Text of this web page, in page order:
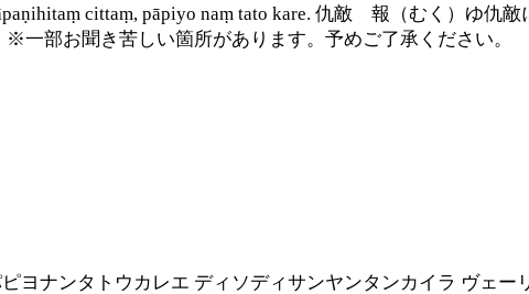
cittaṃ, pāpiyo naṃ tato kare. 仇敵 報（むく）ゆ
部お聞き苦しい箇所があります。予めご了承ください。
ヨナンタトウカレエ ディソディサンヤンタンカイラ ヴェー